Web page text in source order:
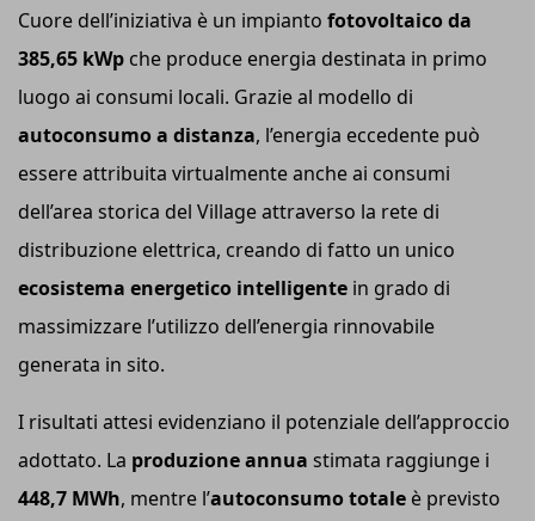
Cuore dell’iniziativa è un impianto fotovoltaico da
385,65 kWp che produce energia destinata in primo
luogo ai consumi locali. Grazie al modello di
autoconsumo a distanza, l’energia eccedente può
essere attribuita virtualmente anche ai consumi
dell’area storica del Village attraverso la rete di
distribuzione elettrica, creando di fatto un unico
ecosistema energetico intelligente in grado di
massimizzare l’utilizzo dell’energia rinnovabile
generata in sito.
I risultati attesi evidenziano il potenziale dell’approccio
adottato. La produzione annua stimata raggiunge i
448,7 MWh, mentre l’autoconsumo totale è previsto